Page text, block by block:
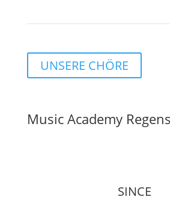
UNSERE CHÖRE
Music Academy
SINCE